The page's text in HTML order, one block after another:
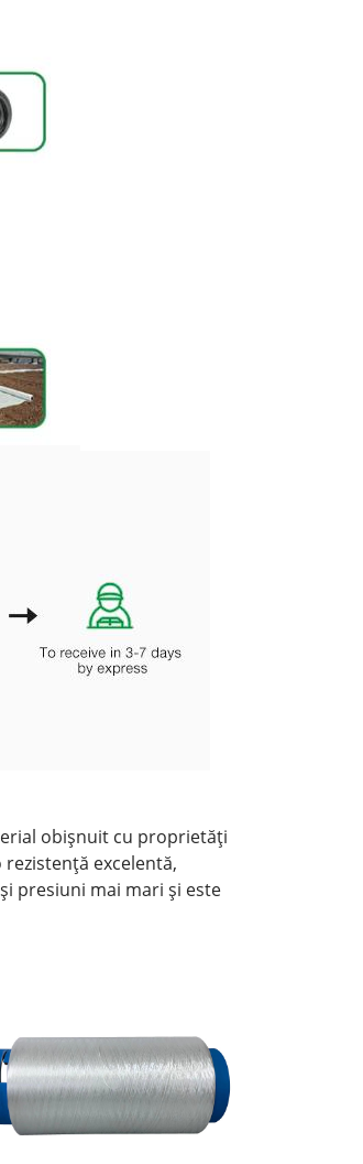
obișnuit cu proprietăți
excelentă,
presiuni mai mari și este